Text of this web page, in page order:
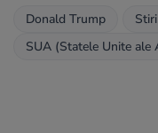
Donald Trump
SUA (Statele Unite ale